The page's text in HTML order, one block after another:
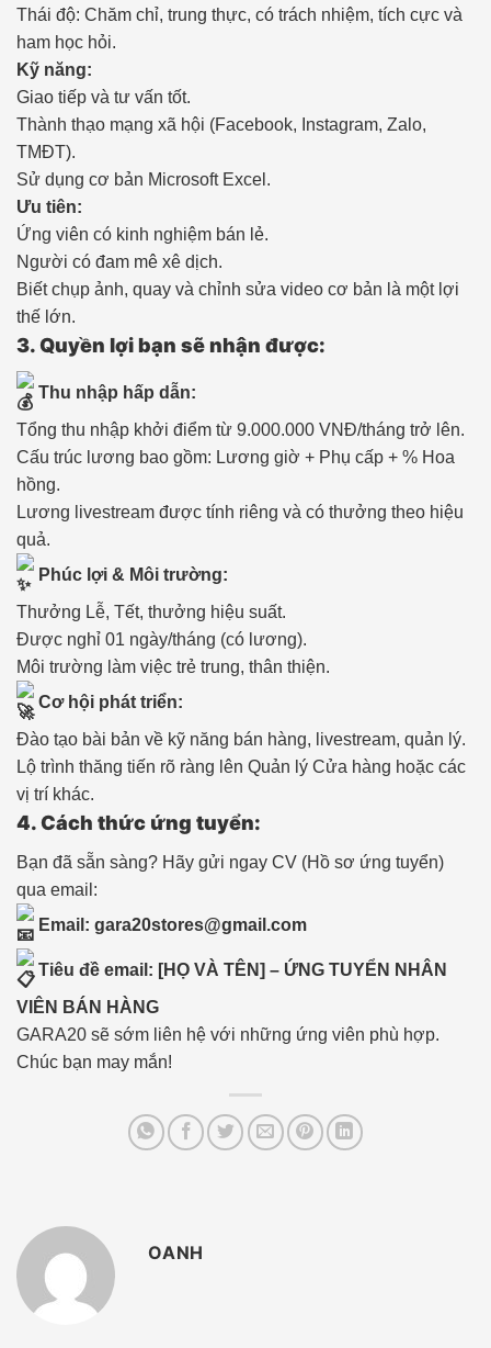
Thái độ: Chăm chỉ, trung thực, có trách nhiệm, tích cực và
ham học hỏi.
Kỹ năng:
Giao tiếp và tư vấn tốt.
Thành thạo mạng xã hội (Facebook, Instagram, Zalo,
TMĐT).
Sử dụng cơ bản Microsoft Excel.
Ưu tiên:
Ứng viên có kinh nghiệm bán lẻ.
Người có đam mê xê dịch.
Biết chụp ảnh, quay và chỉnh sửa video cơ bản là một lợi
thế lớn.
3. Quyền lợi bạn sẽ nhận được:
Thu nhập hấp dẫn:
Tổng thu nhập khởi điểm từ 9.000.000 VNĐ/tháng trở lên.
Cấu trúc lương bao gồm: Lương giờ + Phụ cấp + % Hoa
hồng.
Lương livestream được tính riêng và có thưởng theo hiệu
quả.
Phúc lợi & Môi trường:
Thưởng Lễ, Tết, thưởng hiệu suất.
Được nghỉ 01 ngày/tháng (có lương).
Môi trường làm việc trẻ trung, thân thiện.
Cơ hội phát triển:
Đào tạo bài bản về kỹ năng bán hàng, livestream, quản lý.
Lộ trình thăng tiến rõ ràng lên Quản lý Cửa hàng hoặc các
vị trí khác.
4. Cách thức ứng tuyển:
Bạn đã sẵn sàng? Hãy gửi ngay CV (Hồ sơ ứng tuyển)
qua email:
Email: gara20stores@gmail.com
Tiêu đề email: [HỌ VÀ TÊN] – ỨNG TUYỂN NHÂN
VIÊN BÁN HÀNG
GARA20 sẽ sớm liên hệ với những ứng viên phù hợp.
Chúc bạn may mắn!
OANH